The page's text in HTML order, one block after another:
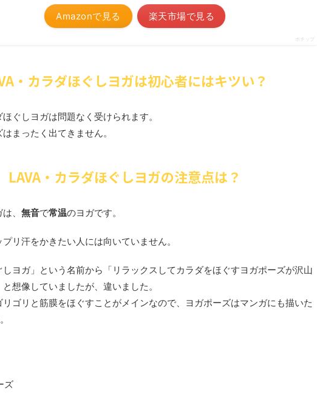
Amazonで見る 楽天市場で見る
ポチップ
・カラダほぐしヨガは初心者にはキツい？
ぐしヨガは問題なく受けられます。
まったく出てきません。
LAVA・カラダほぐしヨガの注意点は？
、 無音で常温のヨガです。
リ汗をかきたい人には向いていません。
しヨガ」という名前から「リラックスしてカラダをほぐすヨガポーズが沢山
想像していましたが、違いました。
ゴリと筋膜をほぐすことがメインなので、ヨガポーズはマンガにも描いた
ズ